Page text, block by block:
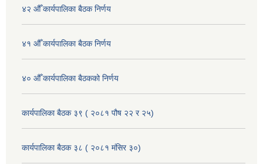
४२ औँ कार्यपालिका बैठक निर्णय
४१ औँ कार्यपालिका बैठक निर्णय
४० औँ कार्यपालिका बैठकको निर्णय
कार्यपालिका बैठक ३९ ( २०८१ पौष २२ र २५)
कार्यपालिका बैठक ३८ ( २०८१ मंसिर ३०)